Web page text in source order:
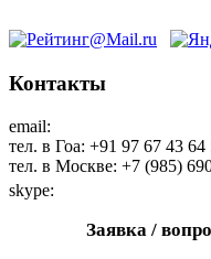
Контакты
email:
тел. в Гоа: +91 97 67 43 64
тел. в Москве: +7 (985)
skype:
Заявка /